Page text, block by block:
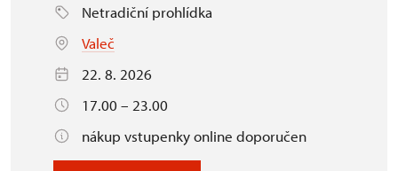
Netradiční prohlídka
Valeč
22. 8. 2026
17.00 – 23.00
nákup vstupenky online doporučen